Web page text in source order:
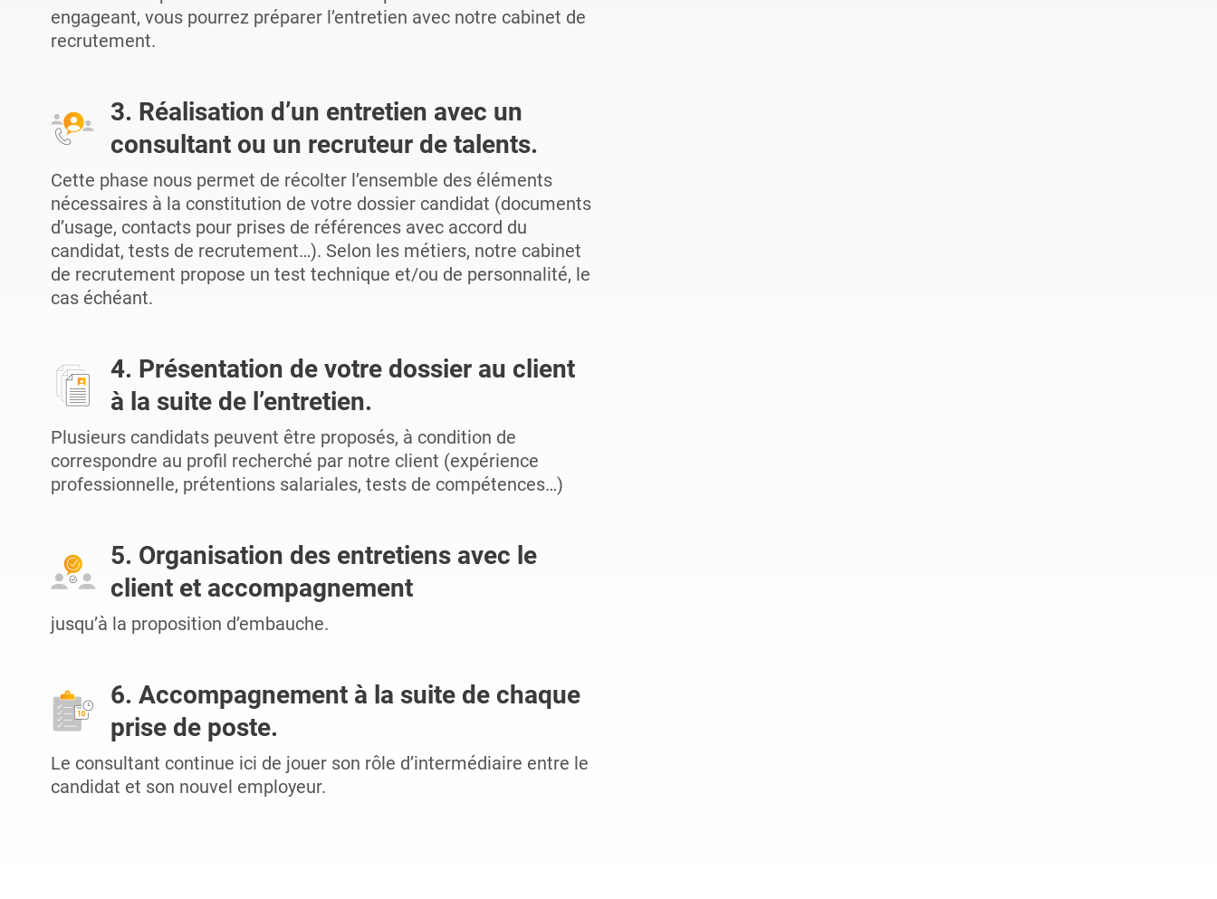
engageant, vous pourrez préparer l’entretien avec notre cabinet de
recrutement.
3. Réalisation d’un entretien avec un
consultant ou un recruteur de talents.
Cette phase nous permet de récolter l’ensemble des éléments
nécessaires à la constitution de votre dossier candidat (documents
d’usage, contacts pour prises de références avec accord du
candidat, tests de recrutement…). Selon les métiers, notre cabinet
de recrutement propose un test technique et/ou de personnalité, le
cas échéant.
4. Présentation de votre dossier au client
à la suite de l’entretien.
Plusieurs candidats peuvent être proposés, à condition de
correspondre au profil recherché par notre client (expérience
professionnelle, prétentions salariales, tests de compétences…)
5. Organisation des entretiens avec le
client et accompagnement
jusqu’à la proposition d’embauche.
6. Accompagnement à la suite de chaque
prise de poste.
Le consultant continue ici de jouer son rôle d’intermédiaire entre le
candidat et son nouvel employeur.